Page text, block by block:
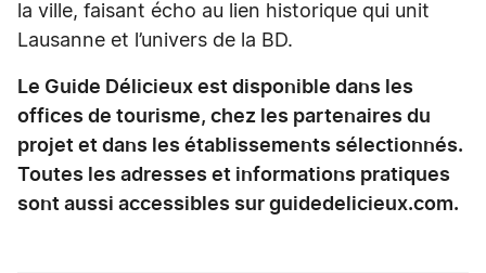
la ville, faisant écho au lien historique qui unit
Lausanne et l’univers de la BD.
Le Guide Délicieux est disponible dans les
offices de tourisme, chez les partenaires du
projet et dans les établissements sélectionnés.
Toutes les adresses et informations pratiques
sont aussi accessibles sur guidedelicieux.com.